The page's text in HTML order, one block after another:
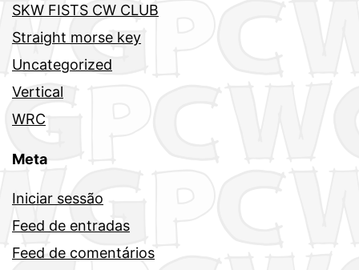
SKW FISTS CW CLUB
Straight morse key
Uncategorized
Vertical
WRC
Meta
Iniciar sessão
Feed de entradas
Feed de comentários